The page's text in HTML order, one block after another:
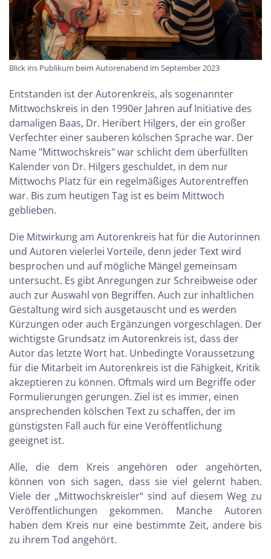
Blick ins Publikum beim Autorenabend im September 2023
Entstanden ist der Autorenkreis, als sogenannter
Mittwochskreis in den 1990er Jahren auf Initiative des
damaligen Baas, Dr. Heribert Hilgers, der ein großer
Verfechter einer sauberen kölschen Sprache war. Der
Name "Mittwochskreis" war schlicht dem überfüllten
Kalender von Dr. Hilgers geschuldet, in dem nur
Mittwochs Platz für ein regelmäßiges Autorentreffen
war. Bis zum heutigen Tag ist es beim Mittwoch
geblieben.
Die Mitwirkung am Autorenkreis hat für die Autorinnen
und Autoren vielerlei Vorteile, denn jeder Text wird
besprochen und auf mögliche Mängel gemeinsam
untersucht. Es gibt Anregungen zur Schreibweise oder
auch zur Auswahl von Begriffen. Auch zur inhaltlichen
Gestaltung wird sich ausgetauscht und es werden
Kürzungen oder auch Ergänzungen vorgeschlagen. Der
wichtigste Grundsatz im Autorenkreis ist, dass der
Autor das letzte Wort hat. Unbedingte Voraussetzung
für die Mitarbeit im Autorenkreis ist die Fähigkeit, Kritik
akzeptieren zu können. Oftmals wird um Begriffe oder
Formulierungen gerungen. Ziel ist es immer, einen
ansprechenden kölschen Text zu schaffen, der im
günstigsten Fall auch für eine Veröffentlichung
geeignet ist.
Alle, die dem Kreis angehören oder angehörten,
können von sich sagen, dass sie viel gelernt haben.
Viele der „Mittwochskreisler“ sind auf diesem Weg zu
Veröffentlichungen gekommen. Manche Autoren
haben dem Kreis nur eine bestimmte Zeit, andere bis
zu ihrem Tod angehört.